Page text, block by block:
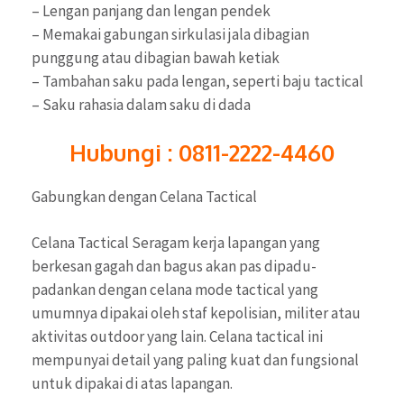
– Lengan panjang dan lengan pendek
– Memakai gabungan sirkulasi jala dibagian
punggung atau dibagian bawah ketiak
– Tambahan saku pada lengan, seperti baju tactical
– Saku rahasia dalam saku di dada
Hubungi : 0811-2222-4460
Gabungkan dengan Celana Tactical
Celana Tactical Seragam kerja lapangan yang
berkesan gagah dan bagus akan pas dipadu-
padankan dengan celana mode tactical yang
umumnya dipakai oleh staf kepolisian, militer atau
aktivitas outdoor yang lain. Celana tactical ini
mempunyai detail yang paling kuat dan fungsional
untuk dipakai di atas lapangan.